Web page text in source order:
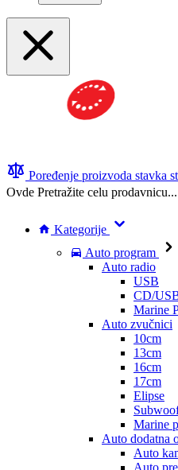
Poređenje proizvoda stavka
Ovde Pretražite celu prodavnicu...
Kategorije
Auto program
Auto radio
USB
CD/
Marine
Auto zvučnici
10cm
13cm
16cm
17cm
Elipse
Marine
Auto dodatna
Auto
Auto